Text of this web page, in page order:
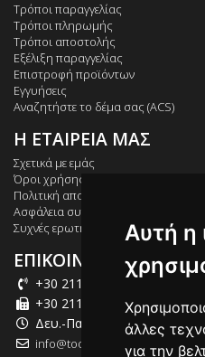
Τρόποι παραγγελίας
Τρόποι πληρωμής
Τρόποι αποστολής
Εξέλιξη παραγγελίας
Επιστροφή προϊόντων
Εγγυήσεις
Αναζητήστε το δέμα σας (ACS)
Η ΕΤΑΙΡΕΙΑ ΜΑΣ
Σχετικά με εμάς
Όροι χρήσης
Πολιτική απορρήτου
Ασφάλεια συναλλαγών
Συχνές ερωτήσεις
ΕΠΙΚΟΙΝΩΝΙΑ
+30 211 012 2003
+30 211 012 2004
Δευ.-Παρ.: 09:00-18:00
info@tool-market.gr
Αυτή η
άλλες
για την